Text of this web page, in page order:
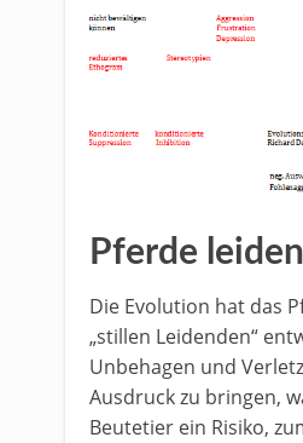
Pferde
Die Evolution hat das
„stillen Leidenden“
Unbehagen und
Ausdruck zu bringen,
Beutetier ein Risiko,